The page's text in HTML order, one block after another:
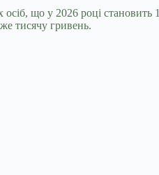
що у 2026 році становить
тисячу гривень.